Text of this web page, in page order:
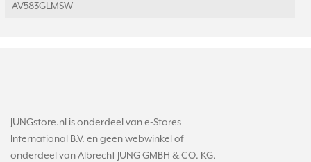
AV583GLMSW
JUNGstore.nl is onderdeel van e-Stores
International B.V. en geen webwinkel of
onderdeel van Albrecht JUNG GMBH & CO. KG.